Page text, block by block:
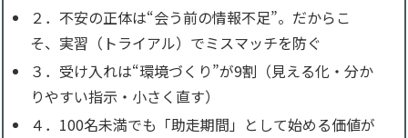
２．不安の正体は“会う前の情報不足”。だからこ
そ、実習（トライアル）でミスマッチを防ぐ
３．受け入れは“環境づくり”が9割（見える化・分か
りやすい指示・小さく直す）
４．100名未満でも「助走期間」として始める価値が